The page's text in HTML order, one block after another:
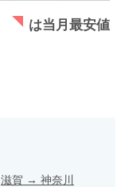
は当月最安値
滋賀 → 神奈川